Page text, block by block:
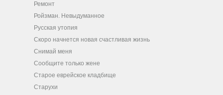
Ремонт
Ройзман. Невыдуманное
Русская утопия
Скоро начнется новая счастливая жизнь
Снимай меня
Сообщите только жене
Старое еврейское кладбище
Старухи